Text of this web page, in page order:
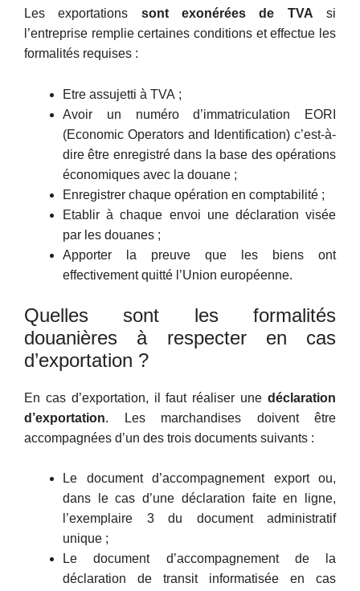
Les exportations sont exonérées de TVA si
l’entreprise remplie certaines conditions et effectue les
formalités requises :
Etre assujetti à TVA ;
Avoir un numéro d’immatriculation EORI
(Economic Operators and Identification) c’est-à-
dire être enregistré dans la base des opérations
économiques avec la douane ;
Enregistrer chaque opération en comptabilité ;
Etablir à chaque envoi une déclaration visée
par les douanes ;
Apporter la preuve que les biens ont
effectivement quitté l’Union européenne.
Quelles sont les formalités
douanières à respecter en cas
d’exportation ?
En cas d’exportation, il faut réaliser une déclaration
d’exportation. Les marchandises doivent être
accompagnées d’un des trois documents suivants :
Le document d’accompagnement export ou,
dans le cas d’une déclaration faite en ligne,
l’exemplaire 3 du document administratif
unique ;
Le document d’accompagnement de la
déclaration de transit informatisée en cas